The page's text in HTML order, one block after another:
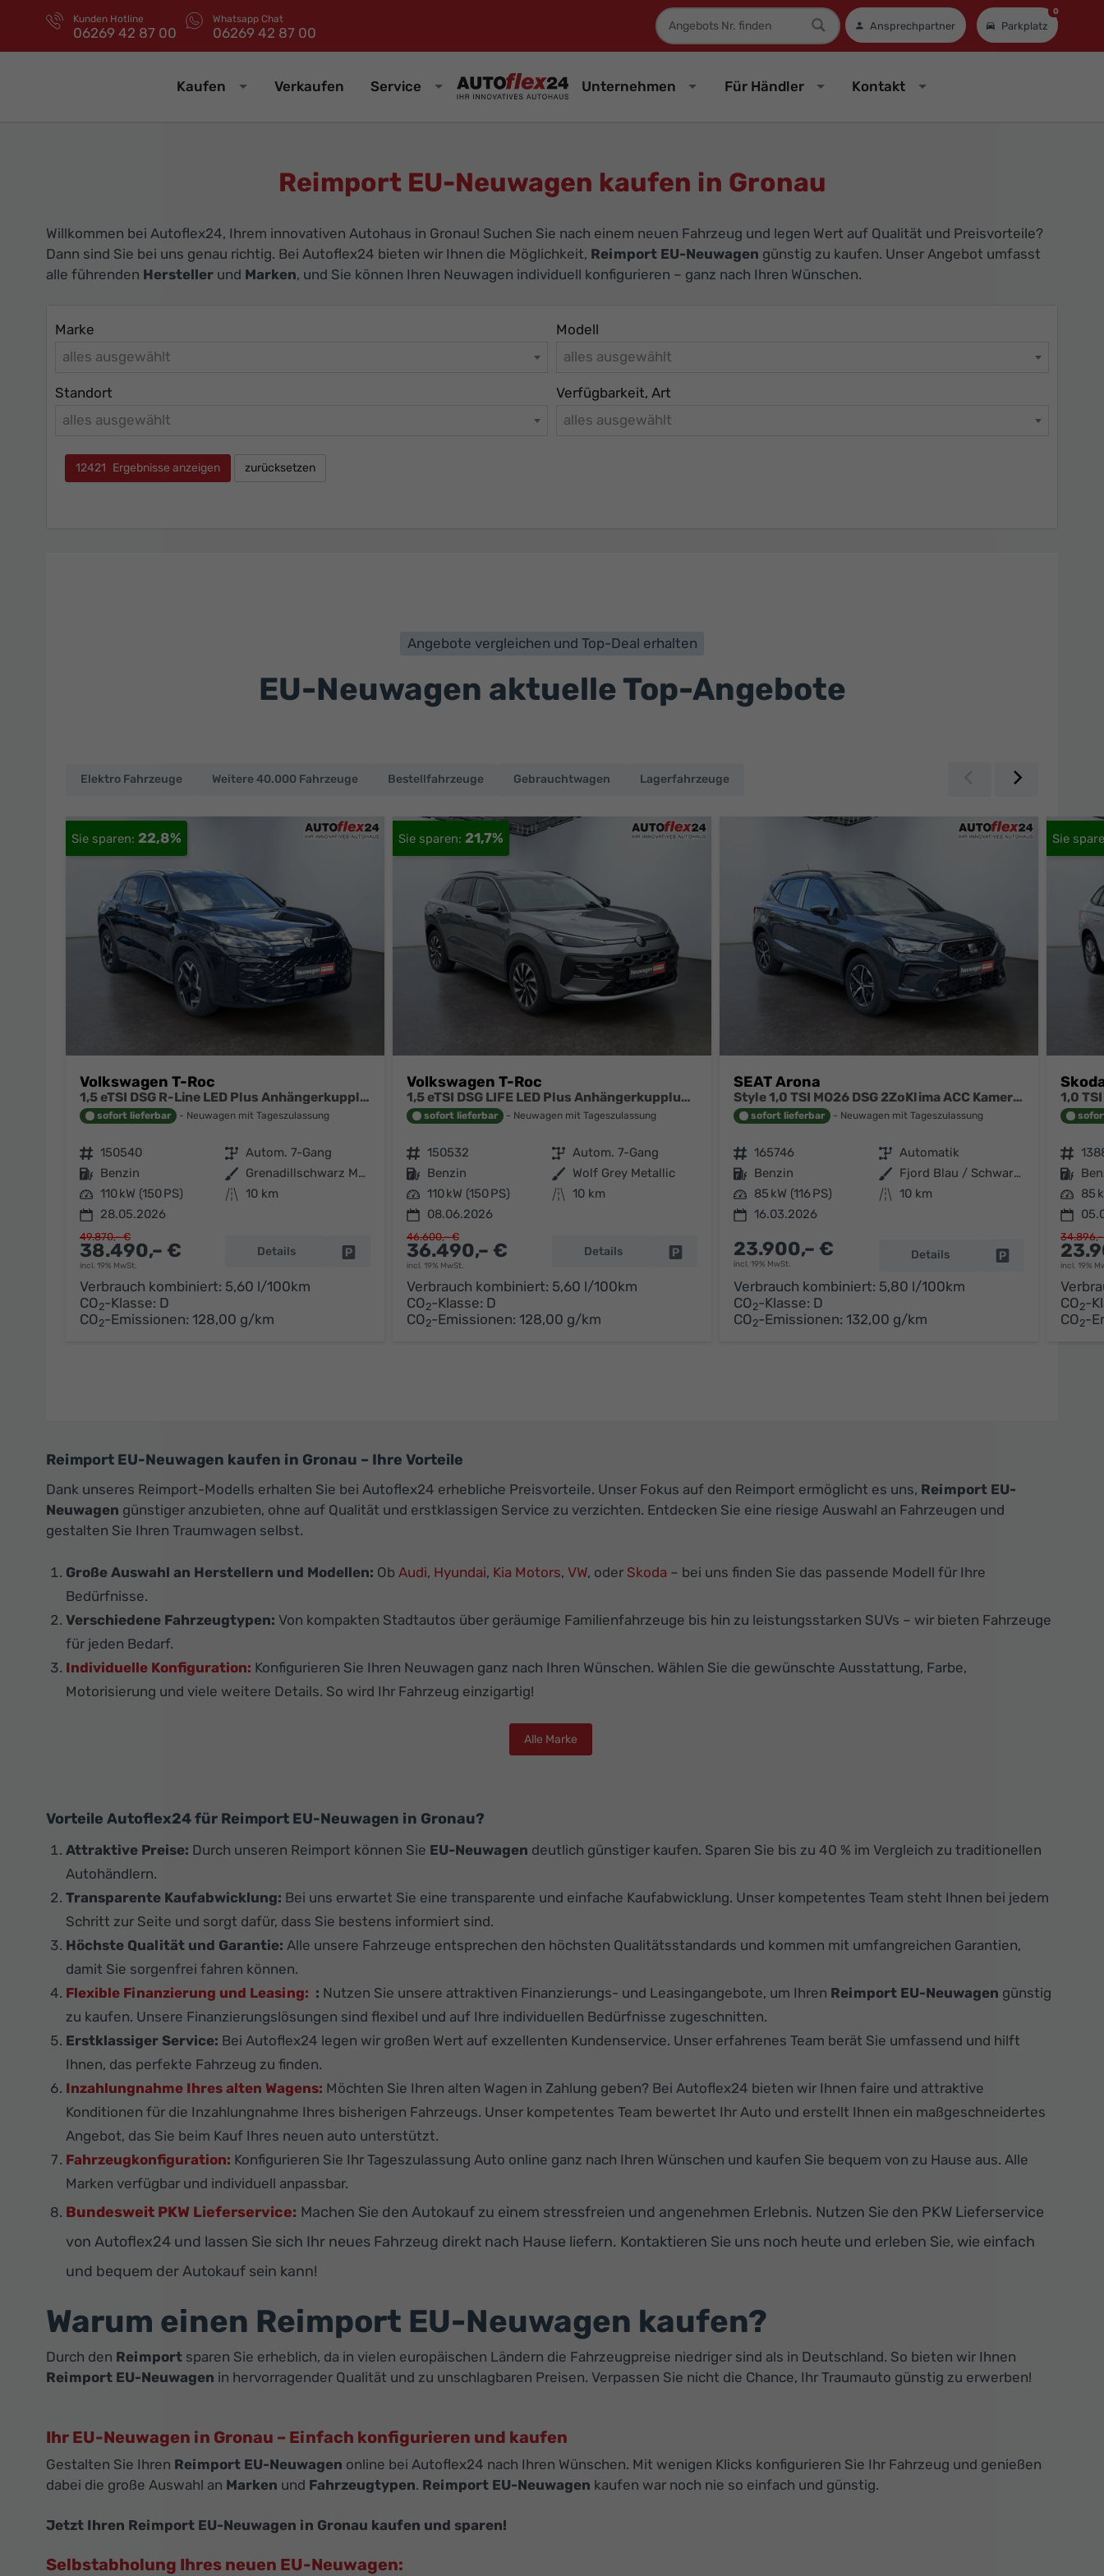
Kunden Hotline
06269 42 87 00
Whatsapp Chat
06269 42 87 00
Fahrzeugnummer
Ansprechpartner Parkplatz
0
Kaufen Verkaufen Service Unternehmen Für Händler Kontakt
Reimport EU-Neuwagen kaufen in Gronau
Willkommen bei Autoflex24, Ihrem innovativen Autohaus in Gronau! Suchen Sie nach einem neuen Fahrzeug und legen Wert auf Qualität und Preisvorteile?
Dann sind Sie bei uns genau richtig. Bei Autoflex24 bieten wir Ihnen die Möglichkeit, Reimport EU-Neuwagen günstig zu kaufen. Unser Angebot umfasst
alle führenden Hersteller und Marken, und Sie können Ihren Neuwagen individuell konfigurieren – ganz nach Ihren Wünschen.
Marke
alles ausgewählt
Modell
alles ausgewählt
Standort
alles ausgewählt
Verfügbarkeit, Art
alles ausgewählt
12421 Ergebnisse anzeigen zurücksetzen
Angebote vergleichen und Top-Deal erhalten
EU-Neuwagen aktuelle Top-Angebote
Neuwagen
und
deutsche
Fahrzeuge
Top-
Preisen
Elektro Fahrzeuge Weitere 40.000 Fahrzeuge Bestellfahrzeuge Gebrauchtwagen Lagerfahrzeuge Zurück
22,8%
Volkswagen T-Roc
1,5 eTSI DSG R-Line LED Plus Anhängerkupplung Navi Digital Pro Sitzheizung beheiztes Lenkrad 18 Zoll Alu el.Heckklapp
sofort lieferbar Neuwagen mit Tageszulassung
Fahrzeugnr. 150540 Getriebe Autom. 7-Gang
Kraftstoff Benzin Außenfarbe
Grenadillschwarz Metallic
Leistung 110 kW (150 PS) Kilometerstand 10 km
28.05.2026
38.490,– €
incl. 19% MwSt.
49.870,– €
Details Fahrzeug parken
Verbrauch kombiniert: 5,60 l/100km
CO2-Klasse: D
CO2-Emissionen: 128,00 g/km
21,7%
Volkswagen T-Roc
1,5 eTSI DSG LIFE LED Plus Anhängerkupplung Navigation Digital Pro Sitzheizung beheiztes Lenkrad 17 Zoll Alu 5J Garantie
sofort lieferbar Neuwagen mit Tageszulassung
Fahrzeugnr. 150532 Getriebe Autom. 7-Gang
Kraftstoff Benzin Außenfarbe Wolf Grey Metallic
Leistung 110 kW (150 PS) Kilometerstand 10 km
08.06.2026
36.490,– €
incl. 19% MwSt.
46.600,– €
Details Fahrzeug parken
Verbrauch kombiniert: 5,60 l/100km
CO2-Klasse: D
CO2-Emissionen: 128,00 g/km
SEAT Arona
Style 1,0 TSI MO26 DSG 2ZoKlima ACC Kamera Sitzheizung Einparkhilfe Apple Car Play 5J Garantie
sofort lieferbar Neuwagen mit Tageszulassung
Fahrzeugnr. 165746 Getriebe Automatik
Kraftstoff Benzin Außenfarbe
Fjord Blau / Schwarzes Dach
Leistung 85 kW (116 PS) Kilometerstand 10 km
16.03.2026
23.900,– €
incl. 19% MwSt.
Details Fahrzeug parken
Verbrauch kombiniert: 5,80 l/100km
CO2-Klasse: D
CO2-Emissionen: 132,00 g/km
Fahrzeugnr.
Kraftstoff
Leistung 85
incl. 19%
CO2-
CO2-
Reimport EU-Neuwagen kaufen in Gronau – Ihre Vorteile
Dank unseres Reimport-Modells erhalten Sie bei Autoflex24 erhebliche Preisvorteile. Unser Fokus auf den Reimport ermöglicht es uns, Reimport EU-
Neuwagen günstiger anzubieten, ohne auf Qualität und erstklassigen Service zu verzichten. Entdecken Sie eine riesige Auswahl an Fahrzeugen und
gestalten Sie Ihren Traumwagen selbst.
Große Auswahl an Herstellern und Modellen: Ob Audi, Hyundai, Kia Motors, VW, oder Skoda – bei uns finden Sie das passende Modell für Ihre
Bedürfnisse.
Verschiedene Fahrzeugtypen: Von kompakten Stadtautos über geräumige Familienfahrzeuge bis hin zu leistungsstarken SUVs – wir bieten Fahrzeuge
für jeden Bedarf.
Individuelle Konfiguration: Konfigurieren Sie Ihren Neuwagen ganz nach Ihren Wünschen. Wählen Sie die gewünschte Ausstattung, Farbe,
Motorisierung und viele weitere Details. So wird Ihr Fahrzeug einzigartig!
Alle Marke
Vorteile Autoflex24 für Reimport EU-Neuwagen in Gronau?
Attraktive Preise: Durch unseren Reimport können Sie EU-Neuwagen deutlich günstiger kaufen. Sparen Sie bis zu 40 % im Vergleich zu traditionellen
Autohändlern.
Transparente Kaufabwicklung: Bei uns erwartet Sie eine transparente und einfache Kaufabwicklung. Unser kompetentes Team steht Ihnen bei jedem
Schritt zur Seite und sorgt dafür, dass Sie bestens informiert sind.
Höchste Qualität und Garantie: Alle unsere Fahrzeuge entsprechen den höchsten Qualitätsstandards und kommen mit umfangreichen Garantien,
damit Sie sorgenfrei fahren können.
Flexible Finanzierung und Leasing: : Nutzen Sie unsere attraktiven Finanzierungs- und Leasingangebote, um Ihren Reimport EU-Neuwagen günstig
zu kaufen. Unsere Finanzierungslösungen sind flexibel und auf Ihre individuellen Bedürfnisse zugeschnitten.
Erstklassiger Service: Bei Autoflex24 legen wir großen Wert auf exzellenten Kundenservice. Unser erfahrenes Team berät Sie umfassend und hilft
Ihnen, das perfekte Fahrzeug zu finden.
Inzahlungnahme Ihres alten Wagens: Möchten Sie Ihren alten Wagen in Zahlung geben? Bei Autoflex24 bieten wir Ihnen faire und attraktive
Konditionen für die Inzahlungnahme Ihres bisherigen Fahrzeugs. Unser kompetentes Team bewertet Ihr Auto und erstellt Ihnen ein maßgeschneidertes
Angebot, das Sie beim Kauf Ihres neuen auto unterstützt.
Fahrzeugkonfiguration: Konfigurieren Sie Ihr Tageszulassung Auto online ganz nach Ihren Wünschen und kaufen Sie bequem von zu Hause aus. Alle
Marken verfügbar und individuell anpassbar.
Bundesweit PKW Lieferservice: Machen Sie den Autokauf zu einem stressfreien und angenehmen Erlebnis. Nutzen Sie den PKW Lieferservice
von Autoflex24 und lassen Sie sich Ihr neues Fahrzeug direkt nach Hause liefern. Kontaktieren Sie uns noch heute und erleben Sie, wie einfach
und bequem der Autokauf sein kann!
Warum einen Reimport EU-Neuwagen kaufen?
Durch den Reimport sparen Sie erheblich, da in vielen europäischen Ländern die Fahrzeugpreise niedriger sind als in Deutschland. So bieten wir Ihnen
Reimport EU-Neuwagen in hervorragender Qualität und zu unschlagbaren Preisen. Verpassen Sie nicht die Chance, Ihr Traumauto günstig zu erwerben!
Ihr EU-Neuwagen in Gronau – Einfach konfigurieren und kaufen
Gestalten Sie Ihren Reimport EU-Neuwagen online bei Autoflex24 nach Ihren Wünschen. Mit wenigen Klicks konfigurieren Sie Ihr Fahrzeug und genießen
dabei die große Auswahl an Marken und Fahrzeugtypen. Reimport EU-Neuwagen kaufen war noch nie so einfach und günstig.
Jetzt Ihren Reimport EU-Neuwagen in Gronau kaufen und sparen!
Selbstabholung Ihres neuen EU-Neuwagen: